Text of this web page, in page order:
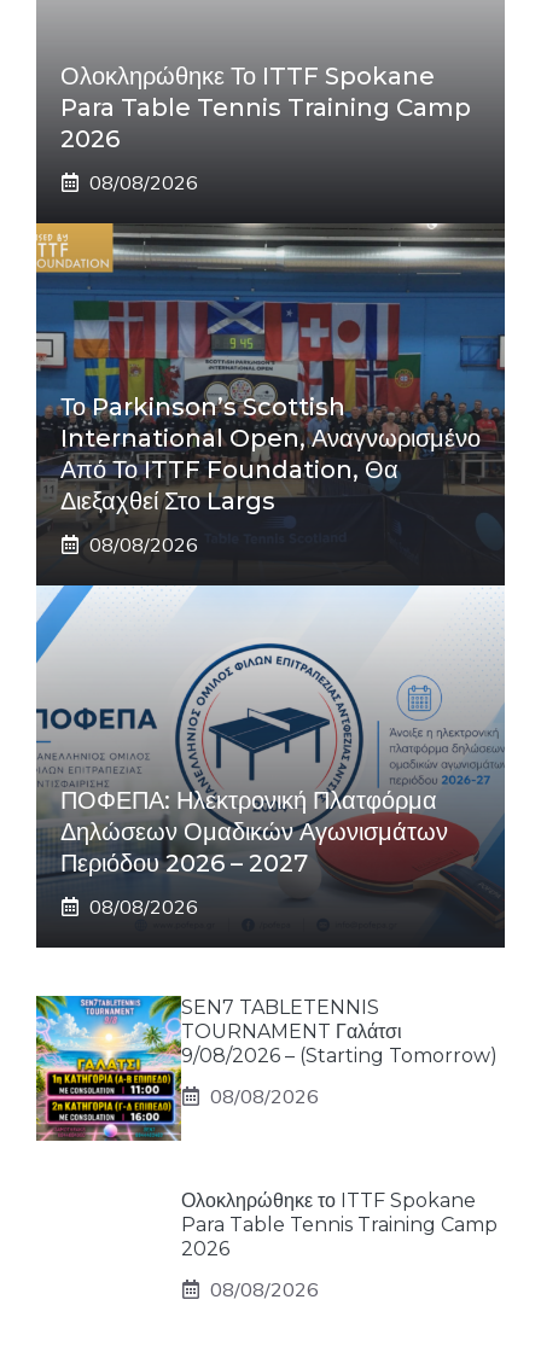
Ολοκληρώθηκε Το ITTF Spokane
Para Table Tennis Training Camp
2026
08/08/2026
Το Parkinson’s Scottish
International Open, Αναγνωρισμένο
Από Το ITTF Foundation, Θα
Διεξαχθεί Στο Largs
08/08/2026
ΠΟΦΕΠΑ: Ηλεκτρονική Πλατφόρμα
Δηλώσεων Ομαδικών Αγωνισμάτων
Περιόδου 2026 – 2027
08/08/2026
SEN7 TABLETENNIS
TOURNAMENT Γαλάτσι
9/08/2026 – (Starting Tomorrow)
08/08/2026
Ολοκληρώθηκε το ITTF Spokane
Para Table Tennis Training Camp
2026
08/08/2026